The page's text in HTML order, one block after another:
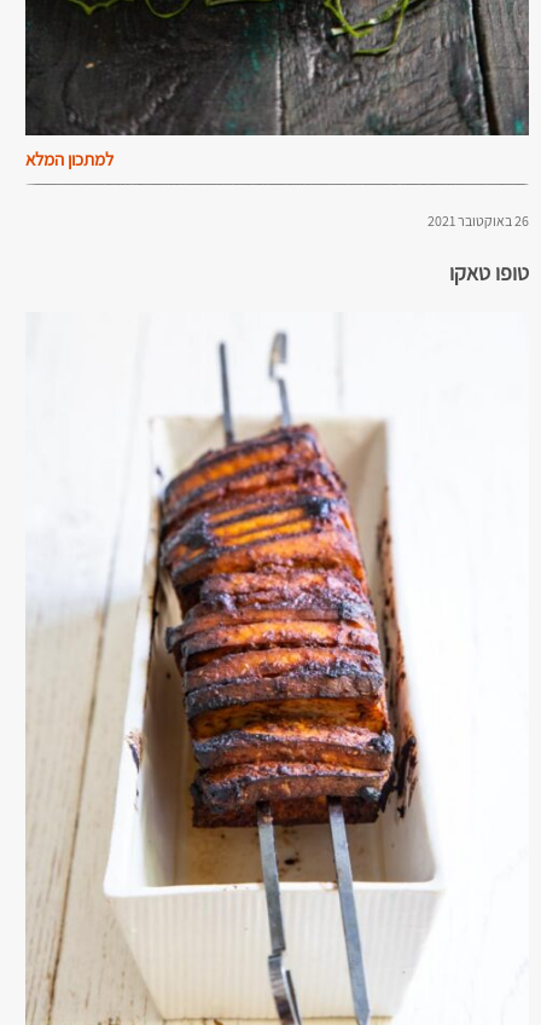
למתכון המלא
26 באוקטובר 2021
טופו טאקו